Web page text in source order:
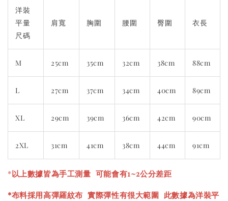
洋裝
平量
尺碼
肩寬 胸圍 腰圍 臀圍 衣長
M 25cm 35cm 32cm 38cm 88cm
L 27cm 37cm 34cm 40cm 89cm
XL 29cm 39cm 36cm 42cm 90cm
2XL 31cm 41cm 38cm 44cm 91cm
*以上數據皆為手工測量 可能會有1~2公分差距
*布料採用高彈羅紋布 實際彈性有很大範圍 此數據為洋裝平